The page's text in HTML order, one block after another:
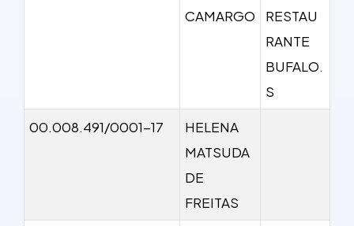
CAMARGO
RESTAU
RANTE
BUFALO.
S
00.008.491/0001-17
HELENA
MATSUDA
DE
FREITAS